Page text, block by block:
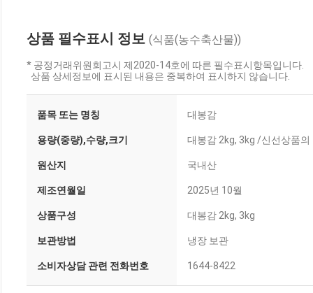
상품 필수표시 정보 (식품(농수축산물))
* 공정거래위원회고시 제2020-14호에 따른 필수표시항목입니다.
상품 상세정보에 표시된 내용은 중복하여 표시하지 않습니다.
품목 또는 명칭 대봉감
용량(중량),수량,크기 대봉감 2kg, 3kg /신선상품
원산지 국내산
제조연월일 2025년 10월
상품구성 대봉감 2kg, 3kg
보관방법 냉장 보관
소비자상담 관련 전화번호 1644-8422